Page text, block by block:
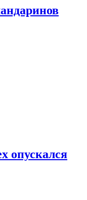
опускался